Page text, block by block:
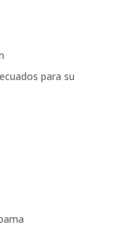
para su